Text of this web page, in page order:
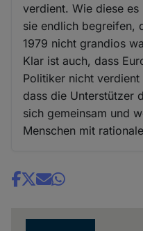
verdient. Wie diese
sie endlich begreifen,
1979 nicht grandios
Klar ist auch, dass
Politiker nicht
dass die Unterstützer
sich gemeinsam und
Menschen mit
Share